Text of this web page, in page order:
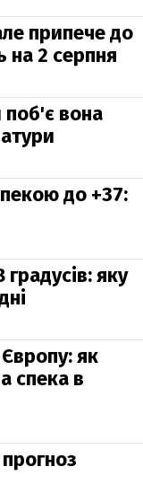
припече до
на 2 серпня
поб'є вона
до +37:
яку
як
спека в